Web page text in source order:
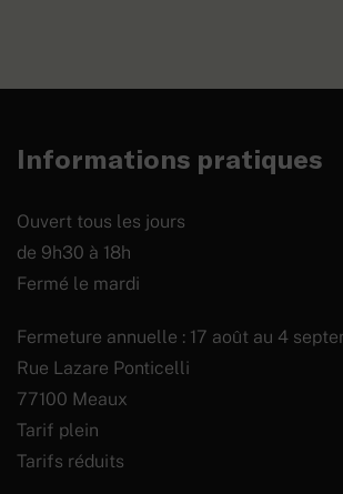
Informations pratiques
Ouvert tous les jours
de 9h30 à 18h
Fermé le mardi
Fermeture annuelle : 17 août au 4
Rue Lazare Ponticelli
77100 Meaux
Tarif plein
Tarifs réduits